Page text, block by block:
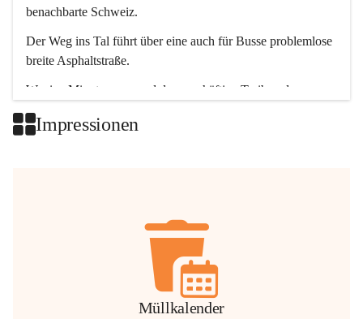
benachbarte Schweiz.
Der Weg ins Tal führt über eine auch für Busse problemlose
breite Asphaltstraße.
Wenige Minuten nur, und das geschäftige Treiben der
Impressionen
Müllkalender